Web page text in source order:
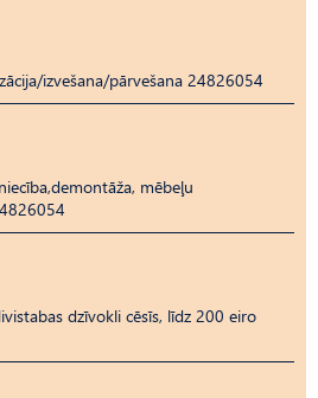
izvešana/pārvešana 24826054
mēbeļu
dzīvokli cēsīs, līdz 200 eiro